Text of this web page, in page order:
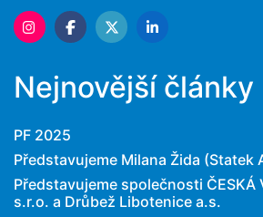
Nejnovější články
PF 2025
Představujeme Milana Žida (Statek
Představujeme společnosti ČESKÁ
s.r.o. a Drůbež Libotenice a.s.